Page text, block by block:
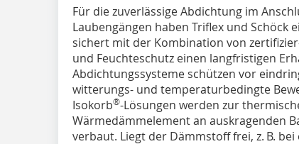
Für die zuverlässige Abdichtung im
Laubengängen haben Triflex und Schöck
sichert mit der Kombination von
und Feuchteschutz einen langfristigen
Abdichtungssysteme schützen vor
witterungs- und temperaturbedingte
Isokorb®-Lösungen werden zur
Wärmedämmelement an auskragenden
verbaut. Liegt der Dämmstoff frei, z. B.